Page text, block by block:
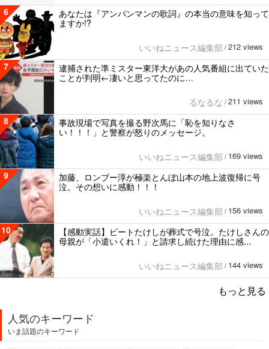
6
あなたは『アンパンマンの歌詞』の本当の意味を知って
ますか!?
いいねニュース編集部 / 212 views
7
逮捕された準ミスター東洋大があの人気番組に出ていた
ことが判明←凄いと思ってたのに…
るなるな / 211 views
8
事故現場で写真を撮る野次馬に「恥を知りなさ
い！！！」と警察が怒りのメッセージ。
いいねニュース編集部 / 169 views
9
加藤、ロンブー淳が極楽とんぼ山本の地上波復帰に号
泣。その想いに感動！！！
いいねニュース編集部 / 156 views
10
【感動実話】ビートたけしが葬式で号泣。たけしさんの
母親が「小遣いくれ！」と請求し続けた理由に感...
いいねニュース編集部 / 144 views
もっと見る
人気のキーワード
いま話題のキーワード